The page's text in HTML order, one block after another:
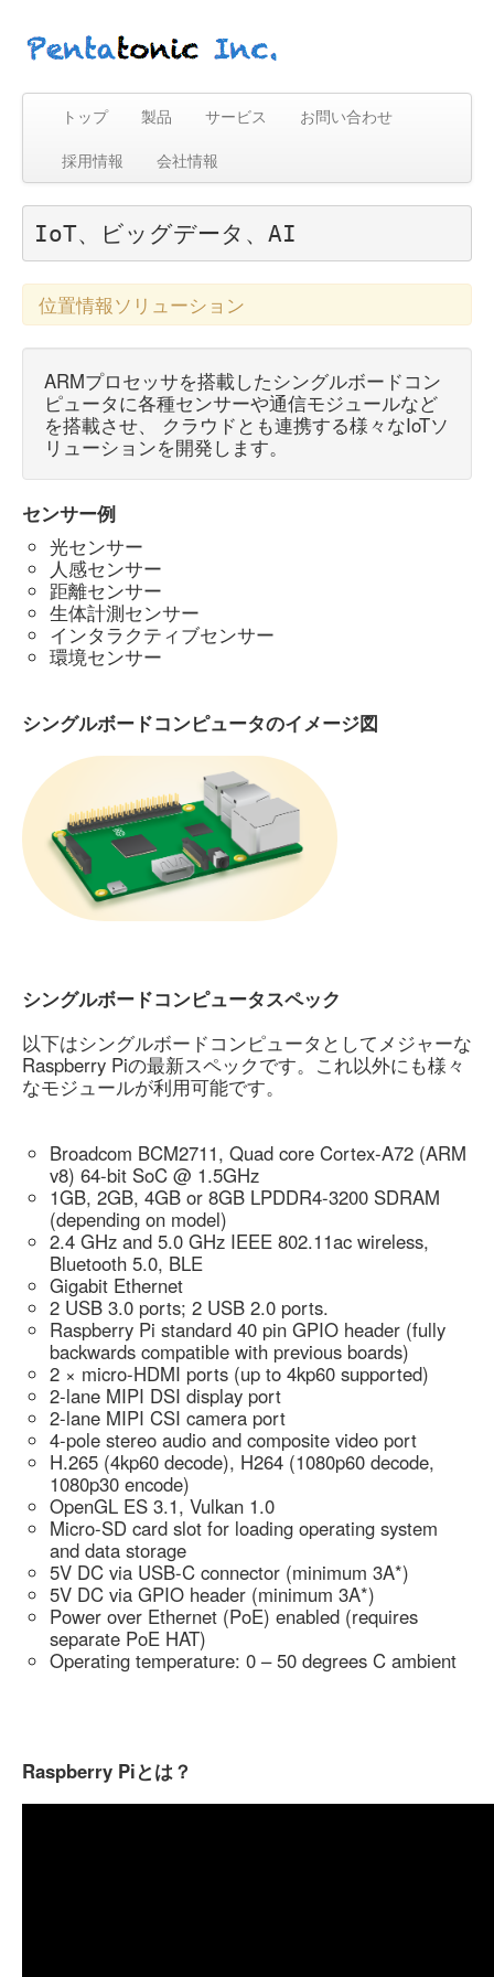
トップ 製品 サービス
お問い合わせ
採用情報
会社情報
IoT、ビッグデータ、AI
位置情報ソリューション
ARMプロセッサを搭載したシングルボードコン
ピュータに各種センサーや通信モジュールなど
を搭載させ、 クラウドとも連携する様々なIoTソ
リューションを開発します。
センサー例
光センサー
人感センサー
距離センサー
生体計測センサー
インタラクティブセンサー
環境センサー
シングルボードコンピュータのイメージ図
シングルボードコンピュータスペック
以下はシングルボードコンピュータとしてメジャーな
Raspberry Piの最新スペックです。これ以外にも様々
なモジュールが利用可能です。
Broadcom BCM2711, Quad core Cortex-A72 (ARM
v8) 64-bit SoC @ 1.5GHz
1GB, 2GB, 4GB or 8GB LPDDR4-3200 SDRAM
(depending on model)
2.4 GHz and 5.0 GHz IEEE 802.11ac wireless,
Bluetooth 5.0, BLE
Gigabit Ethernet
2 USB 3.0 ports; 2 USB 2.0 ports.
Raspberry Pi standard 40 pin GPIO header (fully
backwards compatible with previous boards)
2 × micro-HDMI ports (up to 4kp60 supported)
2-lane MIPI DSI display port
2-lane MIPI CSI camera port
4-pole stereo audio and composite video port
H.265 (4kp60 decode), H264 (1080p60 decode,
1080p30 encode)
OpenGL ES 3.1, Vulkan 1.0
Micro-SD card slot for loading operating system
and data storage
5V DC via USB-C connector (minimum 3A*)
5V DC via GPIO header (minimum 3A*)
Power over Ethernet (PoE) enabled (requires
separate PoE HAT)
Operating temperature: 0 – 50 degrees C ambient
Raspberry Piとは？